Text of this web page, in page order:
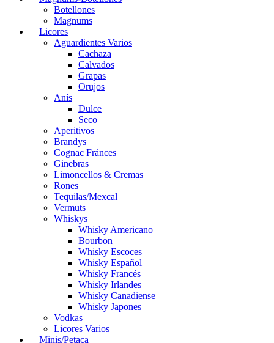
Botellones
Magnums
Licores
Aguardientes Varios
Cachaza
Calvados
Grapas
Orujos
Anís
Dulce
Seco
Aperitivos
Brandys
Cognac Fránces
Ginebras
Limoncellos & Cremas
Rones
Tequilas/Mexcal
Vermuts
Whiskys
Whisky Americano
Bourbon
Whisky Escoces
Whisky Español
Whisky Francés
Whisky Irlandes
Whisky Canadiense
Whisky Japones
Vodkas
Licores Varios
Minis/Petaca